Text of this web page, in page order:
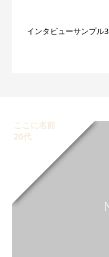
インタビューサンプル3
ここに名前
20代